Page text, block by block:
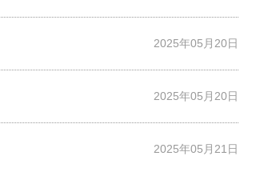
2025年05月20日
2025年05月20日
2025年05月21日